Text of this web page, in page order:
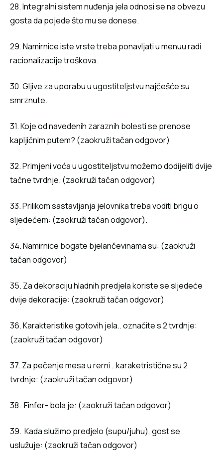
28. Integralni sistem nuđenja jela odnosi se na obvezu
gosta da pojede što mu se donese.
29. Namirnice iste vrste treba ponavljati u menuu radi
racionalizacije troškova.
30. Gljive za uporabu u ugostiteljstvu najčešće su
smrznute.
31. Koje od navedenih zaraznih bolesti se prenose
kapljičnim putem? (zaokruži tačan odgovor)
32. Primjeni voća u ugostiteljstvu možemo dodijeliti dvije
tačne tvrdnje. (zaokruži tačan odgovor)
33. Prilikom sastavljanja jelovnika treba voditi brigu o
sljedećem: (zaokruži tačan odgovor).
34. Namirnice bogate bjelančevinama su: (zaokruži
tačan odgovor)
35. Za dekoraciju hladnih predjela koriste se sljedeće
dvije dekoracije: (zaokruži tačan odgovor)
36. Karakteristike gotovih jela.. označite s 2 tvrdnje:
(zaokruži tačan odgovor)
37. Za pečenje mesa u rerni …karaketristične su 2
tvrdnje: (zaokruži tačan odgovor)
38. Finfer- bola je: (zaokruži tačan odgovor)
39. Kada služimo predjelo (supu/juhu), gost se
uslužuje: (zaokruži tačan odgovor)